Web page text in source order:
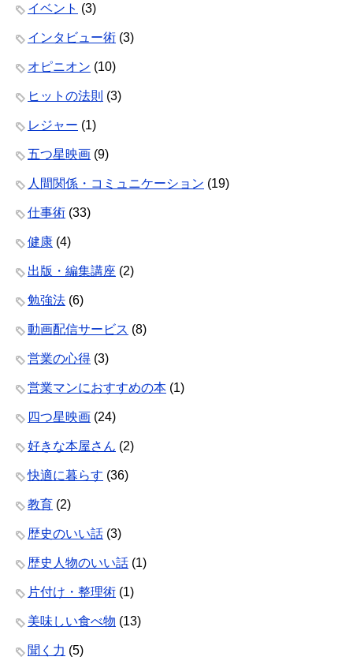
イベント (3)
インタビュー術 (3)
オピニオン (10)
ヒットの法則 (3)
レジャー (1)
五つ星映画 (9)
人間関係・コミュニケーション (19)
仕事術 (33)
健康 (4)
出版・編集講座 (2)
勉強法 (6)
動画配信サービス (8)
営業の心得 (3)
営業マンにおすすめの本 (1)
四つ星映画 (24)
好きな本屋さん (2)
快適に暮らす (36)
教育 (2)
歴史のいい話 (3)
歴史人物のいい話 (1)
片付け・整理術 (1)
美味しい食べ物 (13)
聞く力 (5)